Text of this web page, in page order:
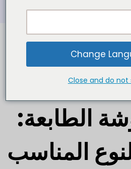
الطابعة:
المناسب
Change
Close and do